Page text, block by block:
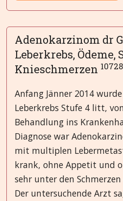
Adenokarzinom dr
Leberkrebs, Ödeme,
Knieschmerzen
Anfang Jänner 2014
Leberkrebs Stufe 4 litt,
Behandlung ins
Diagnose war
mit multiplen
krank, ohne Appetit und
sehr unter den
Der untersuchende Arzt